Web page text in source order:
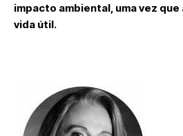
impacto ambiental, uma vez
vida útil.